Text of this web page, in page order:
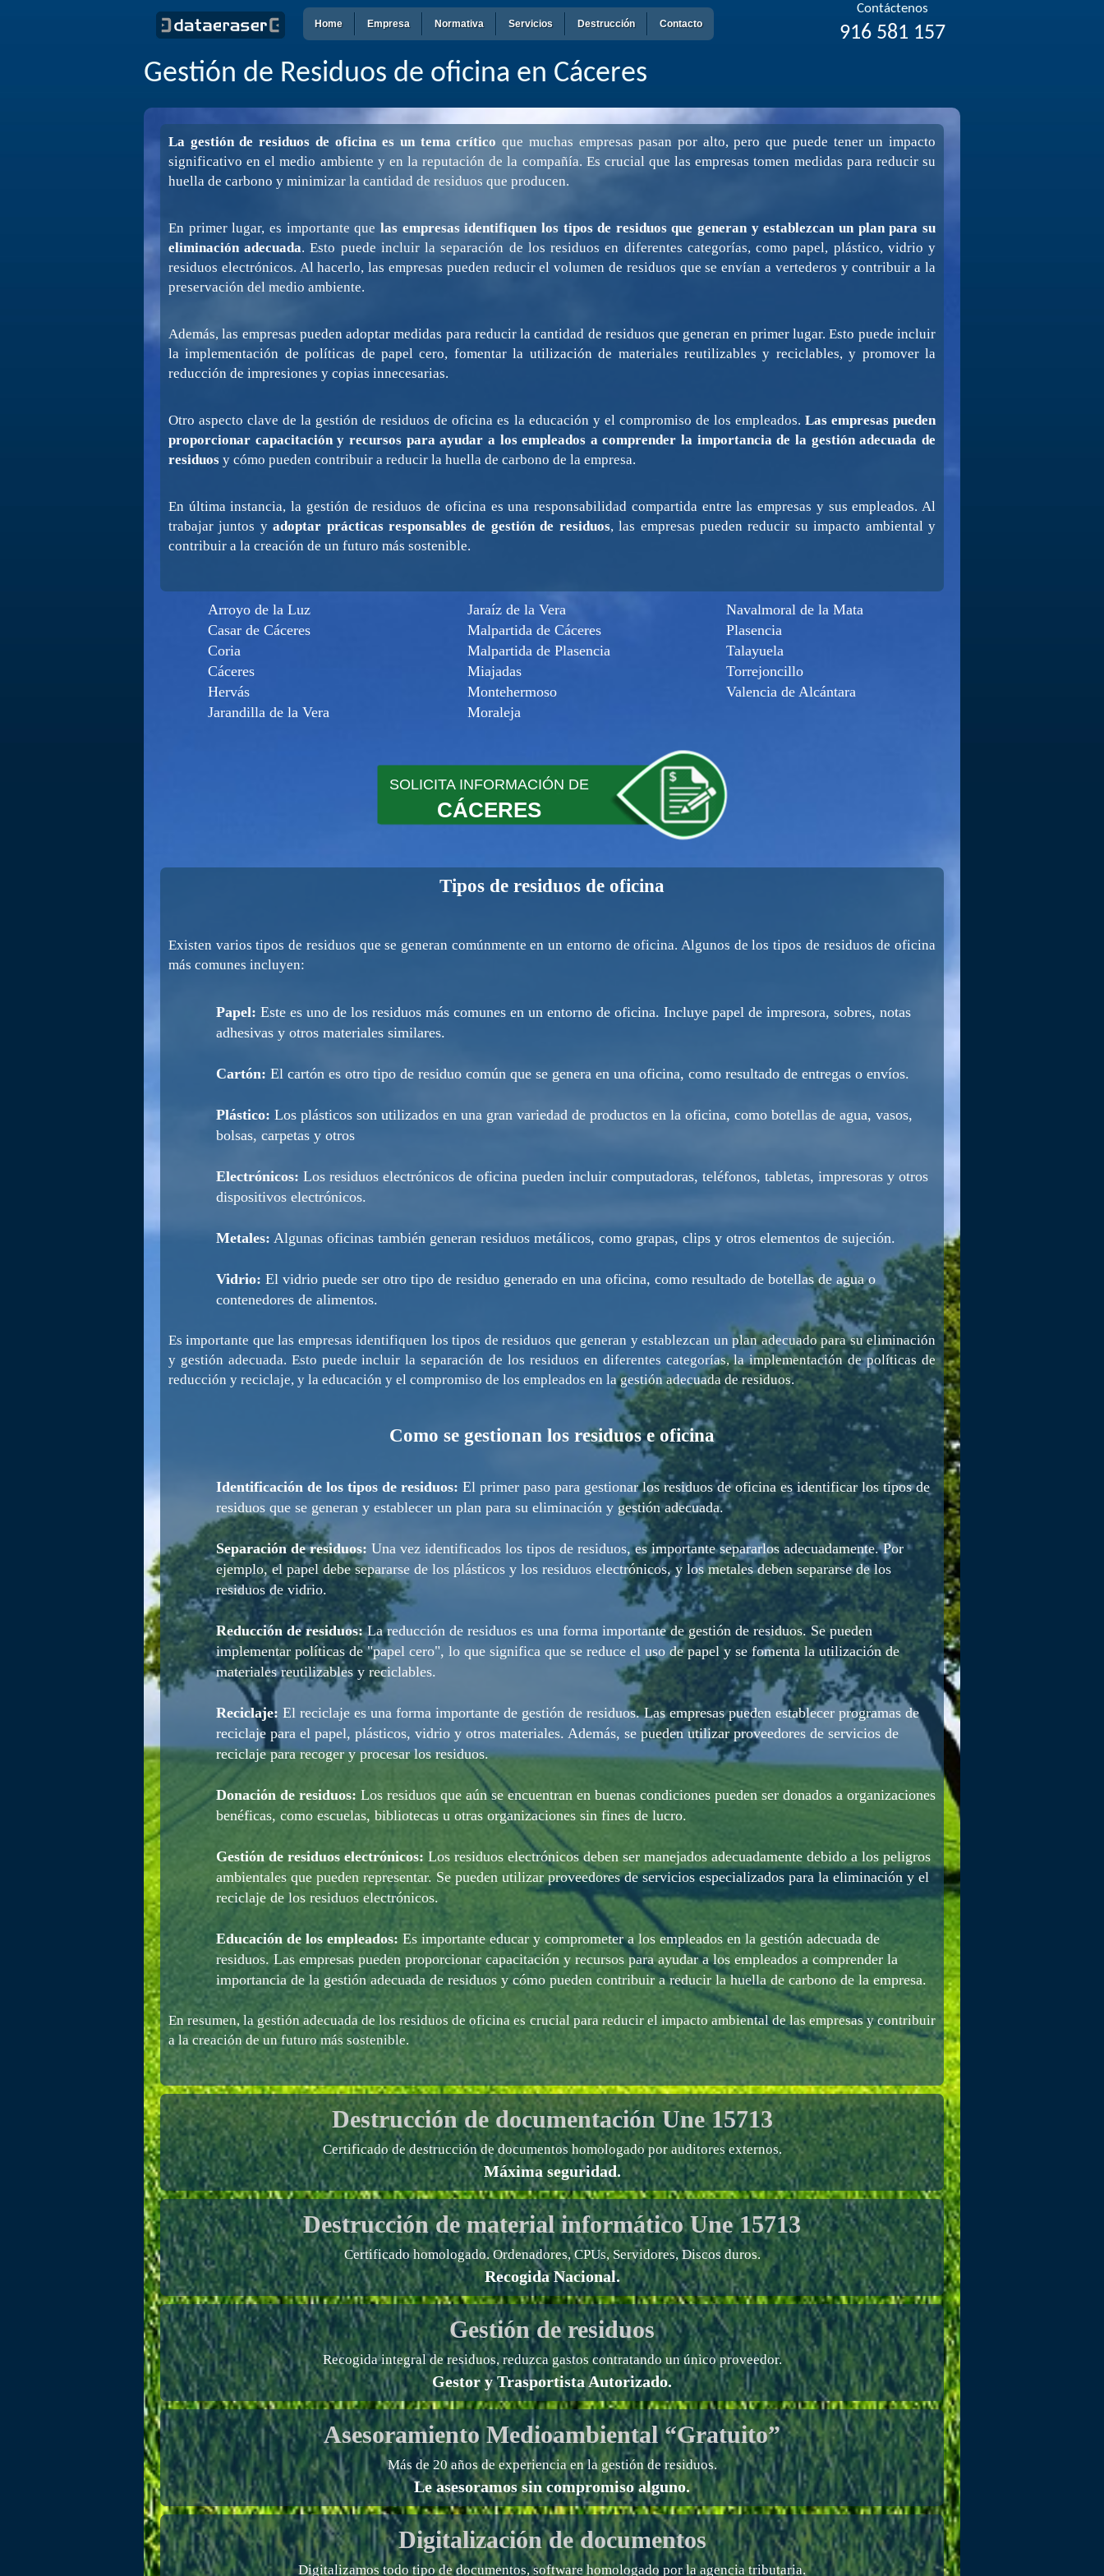
Home Empresa Normativa Servicios Destrucción Contacto
Contáctenos
916 581 157
Gestión de Residuos de oficina en Cáceres
La gestión de residuos de oficina es un tema crítico que muchas empresas pasan por alto, pero que puede tener un impacto
significativo en el medio ambiente y en la reputación de la compañía. Es crucial que las empresas tomen medidas para reducir su
huella de carbono y minimizar la cantidad de residuos que producen.
En primer lugar, es importante que las empresas identifiquen los tipos de residuos que generan y establezcan un plan para su
eliminación adecuada. Esto puede incluir la separación de los residuos en diferentes categorías, como papel, plástico, vidrio y
residuos electrónicos. Al hacerlo, las empresas pueden reducir el volumen de residuos que se envían a vertederos y contribuir a la
preservación del medio ambiente.
Además, las empresas pueden adoptar medidas para reducir la cantidad de residuos que generan en primer lugar. Esto puede incluir
la implementación de políticas de papel cero, fomentar la utilización de materiales reutilizables y reciclables, y promover la
reducción de impresiones y copias innecesarias.
Otro aspecto clave de la gestión de residuos de oficina es la educación y el compromiso de los empleados. Las empresas pueden
proporcionar capacitación y recursos para ayudar a los empleados a comprender la importancia de la gestión adecuada de
residuos y cómo pueden contribuir a reducir la huella de carbono de la empresa.
En última instancia, la gestión de residuos de oficina es una responsabilidad compartida entre las empresas y sus empleados. Al
trabajar juntos yadoptar prácticas responsables de gestión de residuos, las empresas pueden reducir su impacto ambiental y
contribuir a la creación de un futuro más sostenible.
Arroyo de la Luz
Casar de Cáceres
Coria
Cáceres
Hervás
Jarandilla de la Vera
Jaraíz de la Vera
Malpartida de Cáceres
Malpartida de Plasencia
Miajadas
Montehermoso
Moraleja
Navalmoral de la Mata
Plasencia
Talayuela
Torrejoncillo
Valencia de Alcántara
SOLICITA INFORMACIÓN DE
CÁCERES
Tipos de residuos de oficina
Existen varios tipos de residuos que se generan comúnmente en un entorno de oficina. Algunos de los tipos de residuos de oficina
más comunes incluyen:
Papel: Este es uno de los residuos más comunes en un entorno de oficina. Incluye papel de impresora, sobres, notas
adhesivas y otros materiales similares.
Cartón: El cartón es otro tipo de residuo común que se genera en una oficina, como resultado de entregas o envíos.
Plástico: Los plásticos son utilizados en una gran variedad de productos en la oficina, como botellas de agua, vasos,
bolsas, carpetas y otros
Electrónicos: Los residuos electrónicos de oficina pueden incluir computadoras, teléfonos, tabletas, impresoras y otros
dispositivos electrónicos.
Metales: Algunas oficinas también generan residuos metálicos, como grapas, clips y otros elementos de sujeción.
Vidrio: El vidrio puede ser otro tipo de residuo generado en una oficina, como resultado de botellas de agua o
contenedores de alimentos.
Es importante que las empresas identifiquen los tipos de residuos que generan y establezcan un plan adecuado para su eliminación
y gestión adecuada. Esto puede incluir la separación de los residuos en diferentes categorías, la implementación de políticas de
reducción y reciclaje, y la educación y el compromiso de los empleados en la gestión adecuada de residuos.
Como se gestionan los residuos e oficina
Identificación de los tipos de residuos: El primer paso para gestionar los residuos de oficina es identificar los tipos de
residuos que se generan y establecer un plan para su eliminación y gestión adecuada.
Separación de residuos: Una vez identificados los tipos de residuos, es importante separarlos adecuadamente. Por
ejemplo, el papel debe separarse de los plásticos y los residuos electrónicos, y los metales deben separarse de los
residuos de vidrio.
Reducción de residuos:La reducción de residuos es una forma importante de gestión de residuos. Se pueden
implementar políticas de "papel cero", lo que significa que se reduce el uso de papel y se fomenta la utilización de
materiales reutilizables y reciclables.
Reciclaje: El reciclaje es una forma importante de gestión de residuos. Las empresas pueden establecer programas de
reciclaje para el papel, plásticos, vidrio y otros materiales. Además, se pueden utilizar proveedores de servicios de
reciclaje para recoger y procesar los residuos.
Donación de residuos: Los residuos que aún se encuentran en buenas condiciones pueden ser donados a organizaciones
benéficas, como escuelas, bibliotecas u otras organizaciones sin fines de lucro.
Gestión de residuos electrónicos: Los residuos electrónicos deben ser manejados adecuadamente debido a los peligros
ambientales que pueden representar. Se pueden utilizar proveedores de servicios especializados para la eliminación y el
reciclaje de los residuos electrónicos.
Educación de los empleados: Es importante educar y comprometer a los empleados en la gestión adecuada de
residuos. Las empresas pueden proporcionar capacitación y recursos para ayudar a los empleados a comprender la
importancia de la gestión adecuada de residuos y cómo pueden contribuir a reducir la huella de carbono de la empresa.
En resumen, la gestión adecuada de los residuos de oficina es crucial para reducir el impacto ambiental de las empresas y contribuir
a la creación de un futuro más sostenible.
Destrucción de documentación Une 15713
Certificado de destrucción de documentos homologado por auditores externos.
Máxima seguridad.
Destrucción de material informático Une 15713
Certificado homologado. Ordenadores, CPUs, Servidores, Discos duros.
Recogida Nacional.
Gestión de residuos
Recogida integral de residuos, reduzca gastos contratando un único proveedor.
Gestor y Trasportista Autorizado.
Asesoramiento Medioambiental “Gratuito”
Más de 20 años de experiencia en la gestión de residuos.
Le asesoramos sin compromiso alguno.
Digitalización de documentos
Digitalizamos todo tipo de documentos, software homologado por la agencia tributaria.